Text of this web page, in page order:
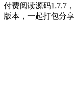
付费阅读源码1.7.7
版本，一起打包分享